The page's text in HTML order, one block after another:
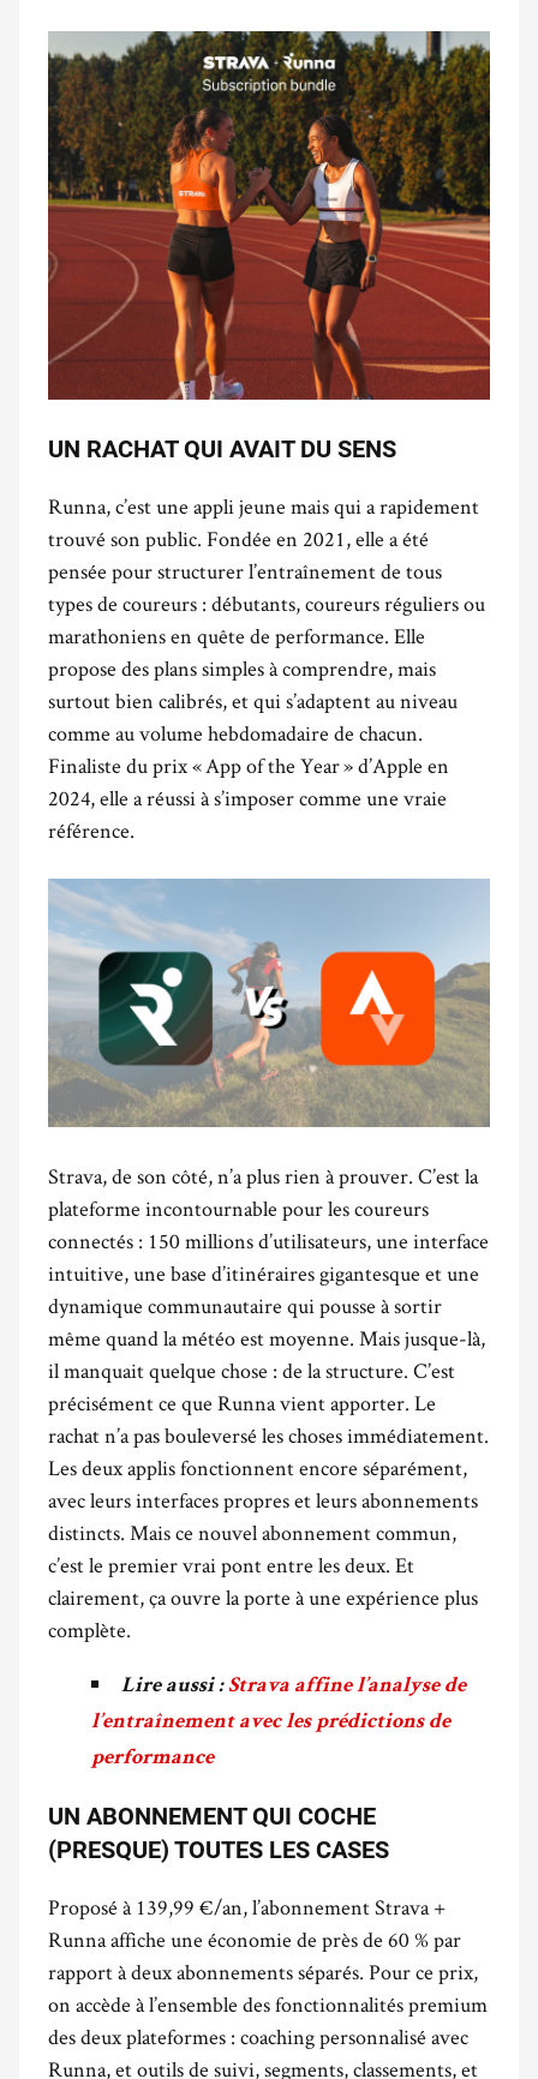
UN RACHAT QUI AVAIT DU SENS
Runna, c’est une appli jeune mais qui a rapidement
trouvé son public. Fondée en 2021, elle a été
pensée pour structurer l’entraînement de tous
types de coureurs : débutants, coureurs réguliers ou
marathoniens en quête de performance. Elle
propose des plans simples à comprendre, mais
surtout bien calibrés, et qui s’adaptent au niveau
comme au volume hebdomadaire de chacun.
Finaliste du prix « App of the Year » d’Apple en
2024, elle a réussi à s’imposer comme une vraie
référence.
Strava, de son côté, n’a plus rien à prouver. C’est la
plateforme incontournable pour les coureurs
connectés : 150 millions d’utilisateurs, une interface
intuitive, une base d’itinéraires gigantesque et une
dynamique communautaire qui pousse à sortir
même quand la météo est moyenne. Mais jusque-là,
il manquait quelque chose : de la structure. C’est
précisément ce que Runna vient apporter. Le
rachat n’a pas bouleversé les choses immédiatement.
Les deux applis fonctionnent encore séparément,
avec leurs interfaces propres et leurs abonnements
distincts. Mais ce nouvel abonnement commun,
c’est le premier vrai pont entre les deux. Et
clairement, ça ouvre la porte à une expérience plus
complète.
Lire aussi : Strava affine l’analyse de
l’entraînement avec les prédictions de
performance
UN ABONNEMENT QUI COCHE
(PRESQUE) TOUTES LES CASES
Proposé à 139,99 €/an, l’abonnement Strava +
Runna affiche une économie de près de 60 % par
rapport à deux abonnements séparés. Pour ce prix,
on accède à l’ensemble des fonctionnalités premium
des deux plateformes : coaching personnalisé avec
Runna, et outils de suivi, segments, classements, et